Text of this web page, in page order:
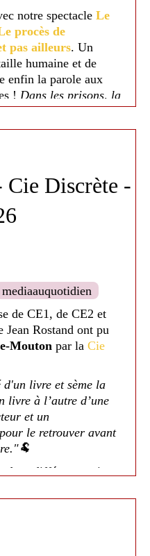
- 2026
- 2026
notre spectacle Le
procès de
pas ailleurs. Un
humaine et de
enfin la parole aux
! Dans les prisons, la
se rebellent, ils
être entendus. Grâce
d’enfance. Les
un procès, présidé par
en personne. A
juger
par les enfants
découvrir leur
pour leur bonne
le public après le
Cie Discrète -
mediaauquotidien
de CE1, de CE2 et
Rostand ont pu
Mouton par la Cie
d'un livre et sème la
livre à l’autre d’une
et un
le retrouver avant
🐏
dans différents univers
apprécié autant